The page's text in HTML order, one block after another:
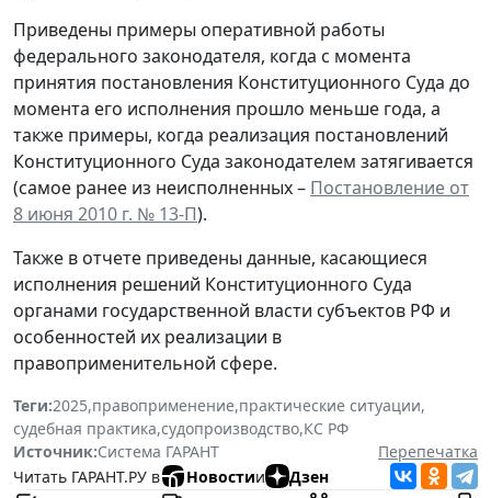
Приведены примеры оперативной работы
федерального законодателя, когда с момента
принятия постановления Конституционного Суда до
момента его исполнения прошло меньше года, а
также примеры, когда реализация постановлений
Конституционного Суда законодателем затягивается
(самое ранее из неисполненных – Постановление от
8 июня 2010 г. № 13-П).
Также в отчете приведены данные, касающиеся
исполнения решений Конституционного Суда
органами государственной власти субъектов РФ и
особенностей их реализации в
правоприменительной сфере.
Теги:2025,правоприменение,практические ситуации,
судебная практика,судопроизводство,КС РФ
Источник:Система ГАРАНТ
Перепечатка
Читать ГАРАНТ.РУ в
Новостии Дзен